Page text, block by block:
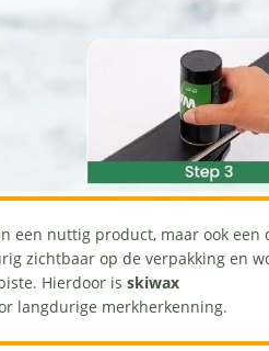
een nuttig product, maar ook een
zichtbaar op de verpakking en
Hierdoor is skiwax
langdurige merkherkenning.